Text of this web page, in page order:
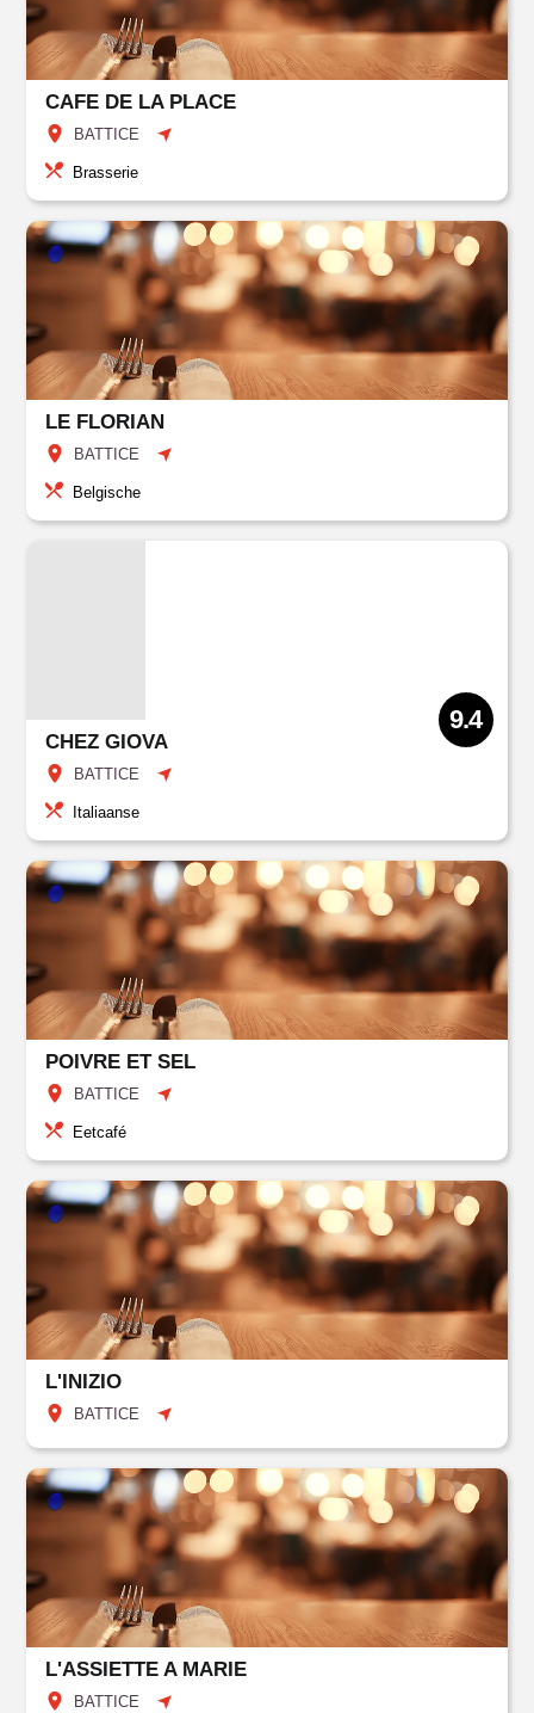
CAFE DE LA PLACE
BATTICE
Brasserie
LE FLORIAN
BATTICE
Belgische
CHEZ GIOVA
BATTICE
9.4
Italiaanse
POIVRE ET SEL
BATTICE
Eetcafé
L'INIZIO
BATTICE
L'ASSIETTE A MARIE
BATTICE